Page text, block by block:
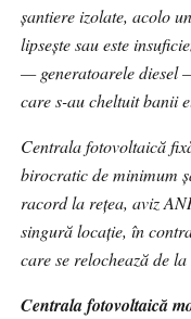
șantiere izolate, acolo
lipsește sau este
— generatoarele diesel
care s-au cheltuit banii
Centrala fotovoltaică
birocratic de minimum
racord la rețea, aviz
singură locație, în
care se relochează de
Centrala fotovoltaică